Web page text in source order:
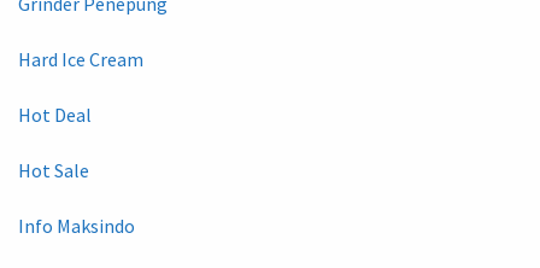
Hard Ice Cream
Hot Deal
Hot Sale
Info Maksindo